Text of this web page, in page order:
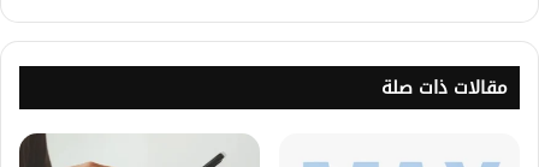
مقالات ذات صلة